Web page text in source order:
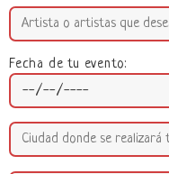
Fecha de tu evento: